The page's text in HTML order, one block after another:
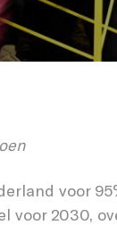
voor
voor 2030,